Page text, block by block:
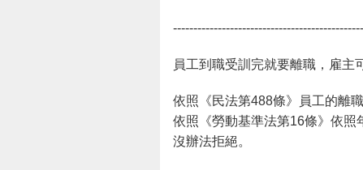
員工到職受訓完就要離職，雇主
依照《民法第488條》員工的離
依照《勞動基準法第16條》依照
沒辦法拒絕。